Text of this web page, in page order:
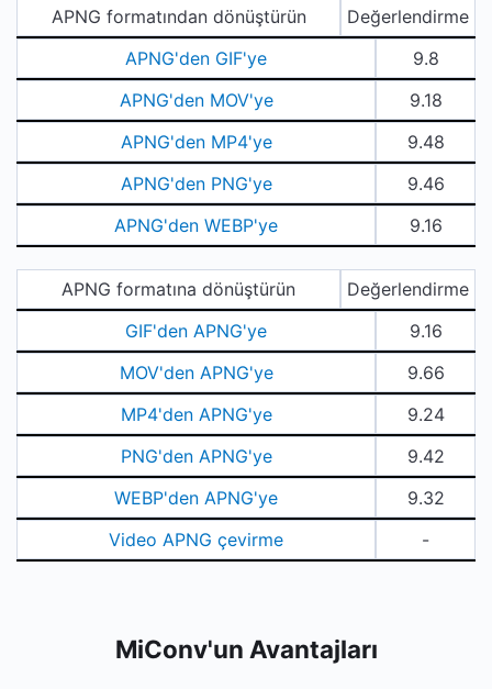
APNG formatından dönüştürün
Değerlendirme
APNG'den GIF'ye
9.8
APNG'den MOV'ye
9.18
APNG'den MP4'ye
9.48
APNG'den PNG'ye
9.46
APNG'den WEBP'ye
9.16
APNG formatına dönüştürün
Değerlendirme
GIF'den APNG'ye
9.16
MOV'den APNG'ye
9.66
MP4'den APNG'ye
9.24
PNG'den APNG'ye
9.42
WEBP'den APNG'ye
9.32
Video APNG çevirme
-
MiConv'un Avantajları